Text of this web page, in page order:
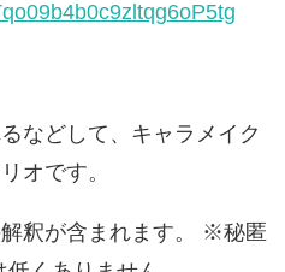
などして、キャラメイク
オです。
釈が含まれます。 ※秘匿